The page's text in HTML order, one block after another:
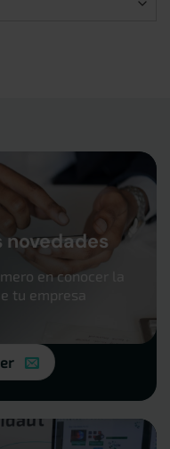
en conocer la
tu empresa